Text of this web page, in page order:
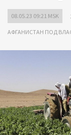
08.05.23 09:21 MSK
АФГАНИСТАН ПОД